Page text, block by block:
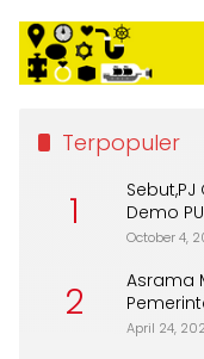
Terpopuler
1
Demo
October 4,
2
Asrama
DPA
April 24,